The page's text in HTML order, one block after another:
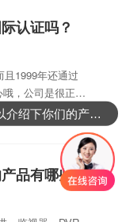
认证吗？
且1999年还通过
，公司是很正规
我和我身边很多
量很显著呢。
品有哪些
可以介绍下你们的产品么？